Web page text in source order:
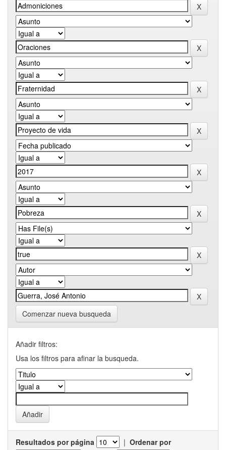
Comenzar nueva busqueda
Añadir filtros:
Usa los filtros para afinar la busqueda.
Resultados por página | Ordenar por